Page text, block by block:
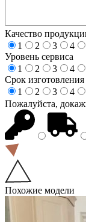
Качество
1
2 3 4
Уровень сервиса
1
2 3 4
Срок изготовления
1
2 3 4
Пожалуйста,
Похожие модели